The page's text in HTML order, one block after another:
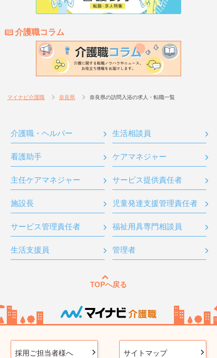
介護職コラム
マイナビ介護職 奈良県 奈良県の訪問入浴の求人・転職一覧
介護職・ヘルパー 生活相談員
看護助手 ケアマネジャー
主任ケアマネジャー サービス提供責任者
施設長 児童発達支援管理責任者
サービス管理責任者 福祉用具専門相談員
生活支援員 管理者
TOPへ戻る
採用ご担当者様へ サイトマップ